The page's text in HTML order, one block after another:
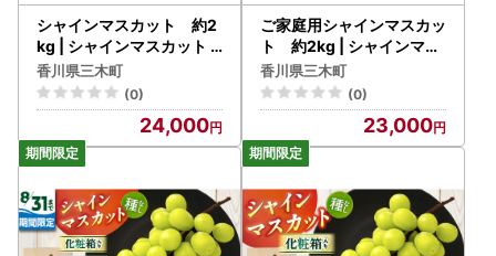
シャインマスカット 約2
kg | シャインマスカット
マスカット ぶどう ブドウ
葡萄 果物 フルーツ 新鮮 く
だもの 国産 ギフト お裾分
け 旬 人気 種なし 皮ごと食
べられる ジューシー 糖度
が高い 季節限定 おすすめ
旬の果物 香川 香川県 三木
町 |_mk006-151
香川県三木町
(0)
24,000
ご家庭用シャインマスカッ
ト 約2kg | シャインマス
カット マスカット ぶどう
ブドウ 葡萄 果物 フルーツ
新鮮 くだもの 国産 ギフト
お裾分け 旬 人気 種なし 皮
ごと食べられる ジューシ
ー 糖度が高い 季節限定 お
すすめ 旬の果物 香川 香川
県 三木町 ご家庭用 訳あり
|_mk006-150
香川県三木町
(0)
23,000